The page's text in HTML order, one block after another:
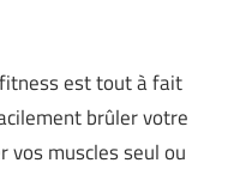
est tout à fait
brûler votre
muscles seul ou